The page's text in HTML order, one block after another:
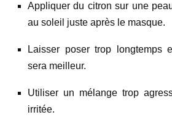
Appliquer du citron sur une
au soleil juste après le masque.
Laisser poser trop longtemps
sera meilleur.
Utiliser un mélange trop
irritée.